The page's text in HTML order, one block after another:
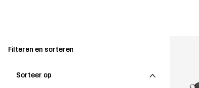
Filteren en sorteren
Sorteer op